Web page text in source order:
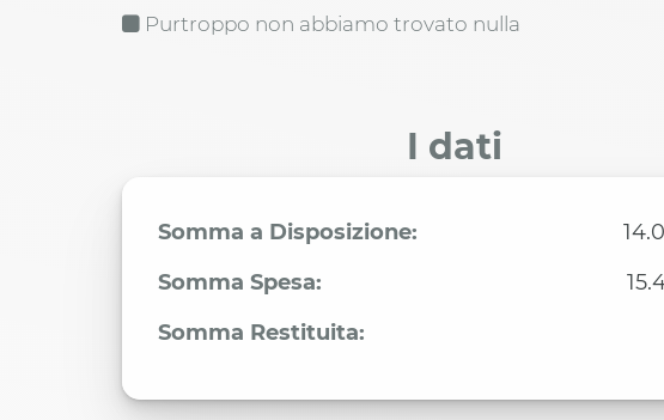
Purtroppo non abbiamo trovato nulla
I dati
Somma a Disposizione:
Somma Spesa:
Somma Restituita: